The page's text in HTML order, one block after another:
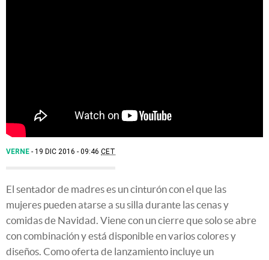
VERNE 19 DIC 2016 - 09:46 CET
El sentador de madres es un cinturón con el que las
mujeres pueden atarse a su silla durante las cenas y
comidas de Navidad. Viene con un cierre que solo se abre
con combinación y está disponible en varios colores y
diseños. Como oferta de lanzamiento incluye un